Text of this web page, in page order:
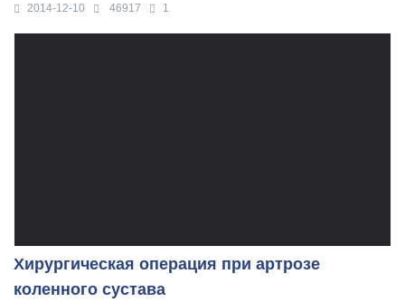
2014-12-10 46917 1
Хирургическая операция при артрозе
коленного сустава